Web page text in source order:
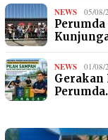
NEWS 05/08/
NEWS 01/08/
Gerakan